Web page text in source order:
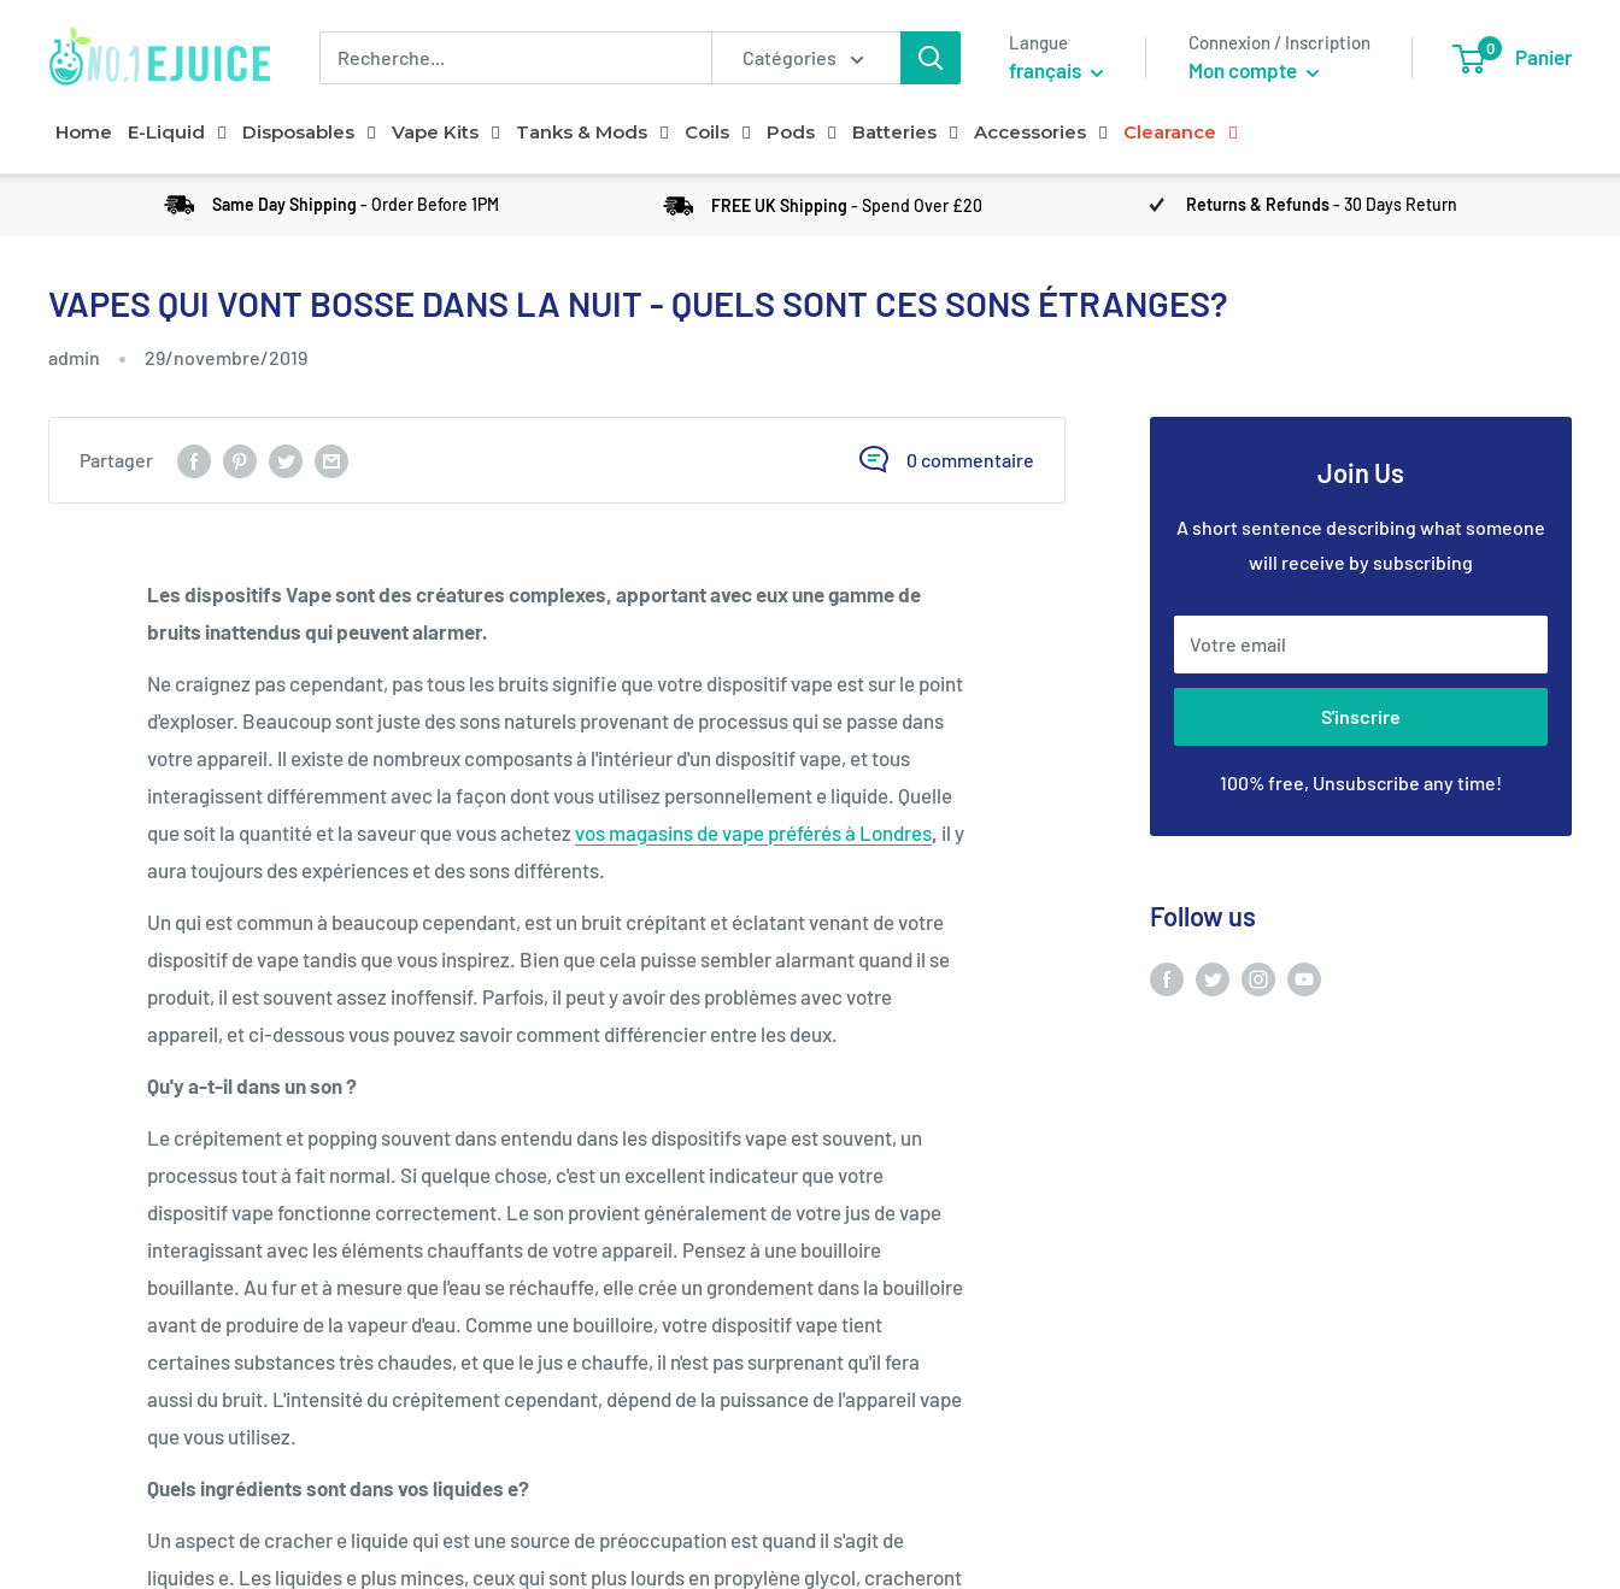
Catégories
Langue
français
Connexion / Inscription
Mon compte
0 Panier
Home E-Liquid Disposables Vape Kits Tanks & Mods Coils Pods Batteries Accessories Clearance
Same Day Shipping - Order Before 1PM FREE UK Shipping - Spend Over £20 Returns & Refunds- 30 Days Return
VAPES QUI VONT BOSSE DANS LA NUIT - QUELS SONT CES SONS ÉTRANGES?
admin 29/novembre/2019
Partager 0 commentaire
Les dispositifs Vape sont des créatures complexes, apportant avec eux une gamme de
bruits inattendus qui peuvent alarmer.
Ne craignez pas cependant, pas tous les bruits signifie que votre dispositif vape est sur le point
d'exploser. Beaucoup sont juste des sons naturels provenant de processus qui se passe dans
votre appareil. Il existe de nombreux composants à l'intérieur d'un dispositif vape, et tous
interagissent différemment avec la façon dont vous utilisez personnellement e liquide. Quelle
que soit la quantité et la saveur que vous achetez vos magasins de vape préférés à Londres, il y
aura toujours des expériences et des sons différents.
Un qui est commun à beaucoup cependant, est un bruit crépitant et éclatant venant de votre
dispositif de vape tandis que vous inspirez. Bien que cela puisse sembler alarmant quand il se
produit, il est souvent assez inoffensif. Parfois, il peut y avoir des problèmes avec votre
appareil, et ci-dessous vous pouvez savoir comment différencier entre les deux.
Qu'y a-t-il dans un son ?
Le crépitement et popping souvent dans entendu dans les dispositifs vape est souvent, un
processus tout à fait normal. Si quelque chose, c'est un excellent indicateur que votre
dispositif vape fonctionne correctement. Le son provient généralement de votre jus de vape
interagissant avec les éléments chauffants de votre appareil. Pensez à une bouilloire
bouillante. Au fur et à mesure que l'eau se réchauffe, elle crée un grondement dans la bouilloire
avant de produire de la vapeur d'eau. Comme une bouilloire, votre dispositif vape tient
certaines substances très chaudes, et que le jus e chauffe, il n'est pas surprenant qu'il fera
aussi du bruit. L'intensité du crépitement cependant, dépend de la puissance de l'appareil vape
que vous utilisez.
Quels ingrédients sont dans vos liquides e?
Un aspect de cracher e liquide qui est une source de préoccupation est quand il s'agit de
liquides e. Les liquides e plus minces, ceux qui sont plus lourds en propylène glycol, cracheront
Join Us
A short sentence describing what someone
will receive by subscribing
Votre email
S'inscrire
100% free, Unsubscribe any time!
Follow us